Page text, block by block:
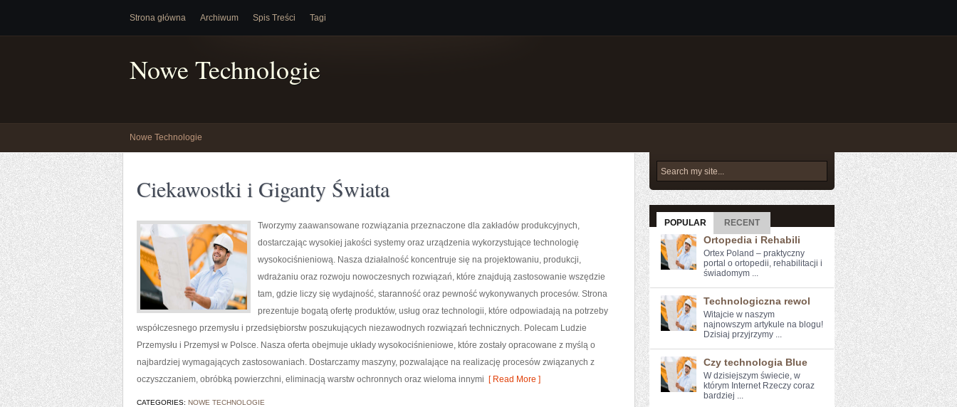
Strona główna Archiwum Spis Treści Tagi
Nowe Technologie
Nowe Technologie
Ciekawostki i Giganty Świata
Tworzymy zaawansowane rozwiązania przeznaczone dla zakładów produkcyjnych,
dostarczając wysokiej jakości systemy oraz urządzenia wykorzystujące technologię
wysokociśnieniową. Nasza działalność koncentruje się na projektowaniu, produkcji,
wdrażaniu oraz rozwoju nowoczesnych rozwiązań, które znajdują zastosowanie wszędzie
tam, gdzie liczy się wydajność, staranność oraz pewność wykonywanych procesów. Strona
prezentuje bogatą ofertę produktów, usług oraz technologii, które odpowiadają na potrzeby
współczesnego przemysłu i przedsiębiorstw poszukujących niezawodnych rozwiązań technicznych. Polecam Ludzie
Przemysłu i Przemysł w Polsce. Nasza oferta obejmuje układy wysokociśnieniowe, które zostały opracowane z myślą o
najbardziej wymagających zastosowaniach. Dostarczamy maszyny, pozwalające na realizację procesów związanych z
oczyszczaniem, obróbką powierzchni, eliminacją warstw ochronnych oraz wieloma innymi [ Read More ]
CATEGORIES: NOWE TECHNOLOGIE
POPULAR RECENT
Ortopedia i Rehabili
Ortex Poland – praktyczny
portal o ortopedii, rehabilitacji i
świadomym ...
Technologiczna rewol
Witajcie ‌w naszym
najnowszym artykule na ⁢blogu!
Dzisiaj przyjrzymy ...
Czy technologia Blue
W dzisiejszym świecie, w
którym Internet Rzeczy coraz
bardziej ...